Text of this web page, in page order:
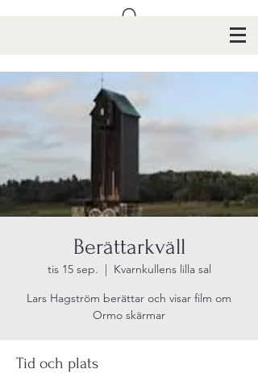
Berättarkväll
tis 15 sep.
  |
Kvarnkullens lilla sal
Lars Hagström berättar och visar film om
Ormo skärmar
Tid och plats